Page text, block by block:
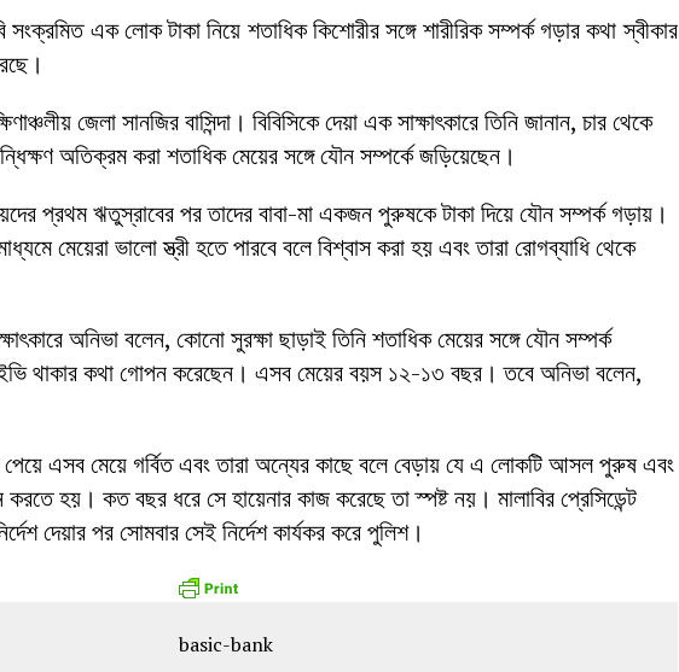
প্রার্থী আতিকুল ইসলামের ঈদ সামগ্রী বিতরন
দলিলে নামজারি ॥ এসিল্যান্ড অফিসে ভয়াবহ দুর্নীতি
এক লোক টাকা নিয়ে শতাধিক কিশোরীর সঙ্গে শারীরিক সম্পর্ক গড়ার কথা স্বীকার
জেলা সানজির বাসিন্দা। বিবিসিকে দেয়া এক সাক্ষাৎকারে তিনি জানান, চার থেকে
অতিক্রম করা শতাধিক মেয়ের সঙ্গে যৌন সম্পর্কে জড়িয়েছেন।
প্রথম ঋতুস্রাবের পর তাদের বাবা-মা একজন পুরুষকে টাকা দিয়ে যৌন সম্পর্ক গড়ায়।
মেয়েরা ভালো স্ত্রী হতে পারবে বলে বিশ্বাস করা হয় এবং তারা রোগব্যাধি থেকে
অনিভা বলেন, কোনো সুরক্ষা ছাড়াই তিনি শতাধিক মেয়ের সঙ্গে যৌন সম্পর্ক
থাকার কথা গোপন করেছেন। এসব মেয়ের বয়স ১২-১৩ বছর। তবে অনিভা বলেন,
পেয়ে এসব মেয়ে গর্বিত এবং তারা অন্যের কাছে বলে বেড়ায় যে এ লোকটি আসল পুরুষ এবং
করতে হয়। কত বছর ধরে সে হায়েনার কাজ করেছে তা স্পষ্ট নয়। মালাবির প্রেসিডেন্ট
দেয়ার পর সোমবার সেই নির্দেশ কার্যকর করে পুলিশ।